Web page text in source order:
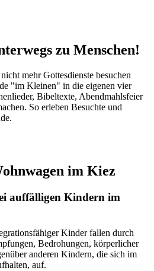
zu Menschen!
mehr Gottesdienste besuchen
"im Kleinen" in die eigenen vier
Bibeltexte, Abendmahlsfeier
So erleben Besuchte und
im Kiez
auffälligen Kindern im
Kinder fallen durch
Bedrohungen, körperlicher
anderen Kindern, die sich im
auf.